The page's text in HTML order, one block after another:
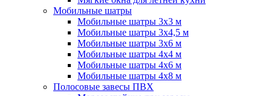
Мобильные шатры
Мобильные шатры 3х3 м
Мобильные шатры 3х4,5 м
Мобильные шатры 3х6 м
Мобильные шатры 4х4 м
Мобильные шатры 4х6 м
Мобильные шатры 4х8 м
Полосовые завесы ПВХ